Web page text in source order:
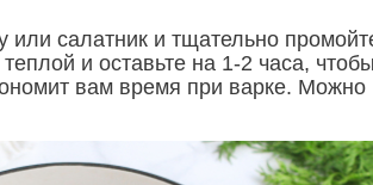
или салатник и тщательно
и оставьте на 1-2 часа,
вам время при варке. Можно